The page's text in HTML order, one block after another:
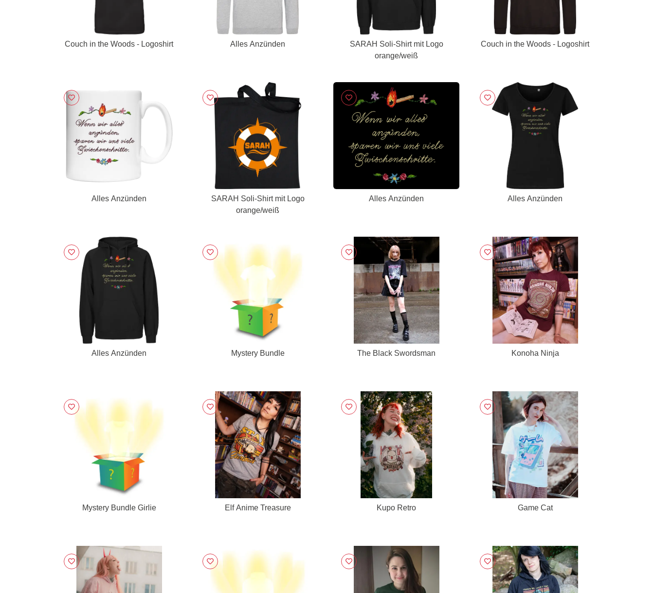
Couch in the Woods - Logoshirt Alles Anzünden
SARAH Soli-Shirt mit Logo
orange/weiß
Couch in the Woods - Logoshirt
Alles Anzünden
SARAH Soli-Shirt mit Logo
orange/weiß
Alles Anzünden Alles Anzünden
Alles Anzünden Mystery Bundle The Black Swordsman Konoha Ninja
Mystery Bundle Girlie Elf Anime Treasure Kupo Retro Game Cat